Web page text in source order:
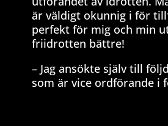
är väldigt okunnig i för
perfekt för mig och min
friidrotten bättre!
– Jag ansökte själv till
som är vice ordförande i